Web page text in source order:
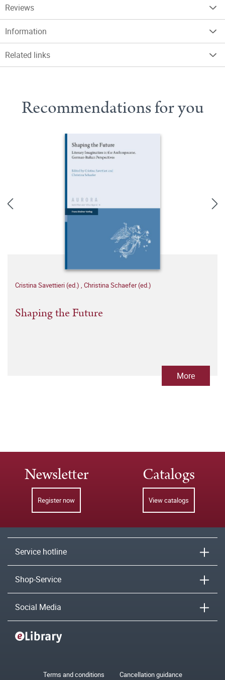
Reviews
Information
Related links
Recommendations for you
Cristina Savettieri (ed.) , Christina Schaefer (ed.)
Shaping the Future
More
Newsletter
Register now
Catalogs
View catalogs
Service hotline
Shop-Service
Social Media
Terms and conditions
Cancellation guidance